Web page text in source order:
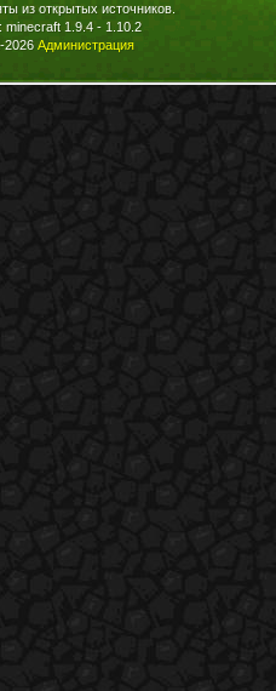
из открытых источников.
minecraft 1.9.4 - 1.10.2
2026 Администрация